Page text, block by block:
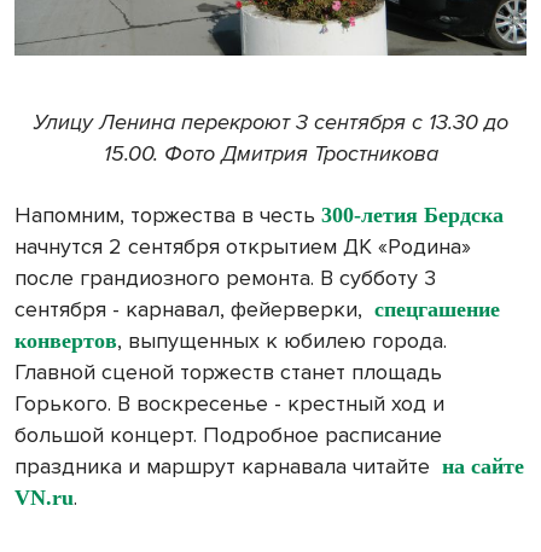
Улицу Ленина перекроют 3 сентября с 13.30 до
15.00. Фото Дмитрия Тростникова
Напомним, торжества в честь 300-летия Бердска
начнутся 2 сентября открытием ДК «Родина»
после грандиозного ремонта. В субботу 3
сентября - карнавал, фейерверки, спецгашение
конвертов, выпущенных к юбилею города.
Главной сценой торжеств станет площадь
Горького. В воскресенье - крестный ход и
большой концерт. Подробное расписание
праздника и маршрут карнавала читайте на сайте
VN.ru.